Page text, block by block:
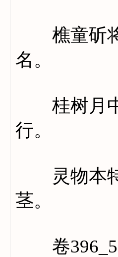
樵童斫将
名。
桂树月中
行。
灵物本特
茎。
卷396_5